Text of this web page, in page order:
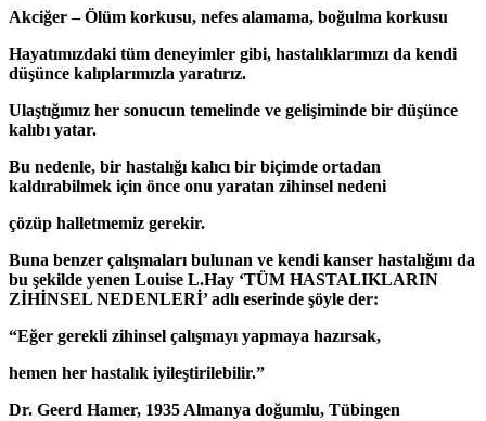
Akciğer – Ölüm korkusu, nefes alamama, boğulma korkusu
Hayatımızdaki tüm deneyimler gibi, hastalıklarımızı da kendi
düşünce kalıplarımızla yaratırız.
Ulaştığımız her sonucun temelinde ve gelişiminde bir düşünce
kalıbı yatar.
Bu nedenle, bir hastalığı kalıcı bir biçimde ortadan
kaldırabilmek için önce onu yaratan zihinsel nedeni
çözüp halletmemiz gerekir.
Buna benzer çalışmaları bulunan ve kendi kanser hastalığını da
bu şekilde yenen Louise L.Hay ‘TÜM HASTALIKLARIN
ZİHİNSEL NEDENLERİ’ adlı eserinde şöyle der:
“Eğer gerekli zihinsel çalışmayı yapmaya hazırsak,
hemen her hastalık iyileştirilebilir.”
Dr. Geerd Hamer, 1935 Almanya doğumlu, Tübingen